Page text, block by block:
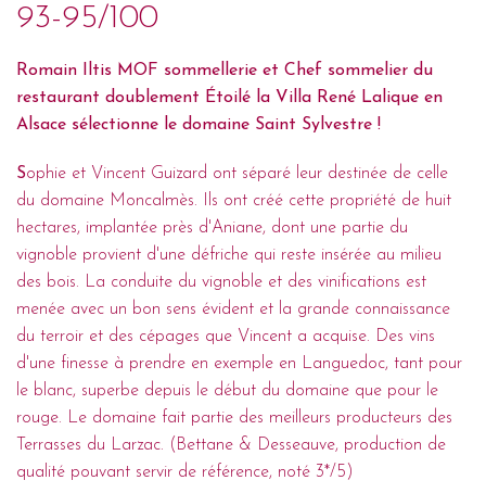
93-95/100
Romain Iltis MOF sommellerie et Chef sommelier du
restaurant doublement Étoilé la Villa René Lalique en
Alsace sélectionne le domaine Saint Sylvestre !
Sophie et Vincent Guizard ont séparé leur destinée de celle
du domaine Moncalmès. Ils ont créé cette propriété de huit
hectares, implantée près d'Aniane, dont une partie du
vignoble provient d'une défriche qui reste insérée au milieu
des bois. La conduite du vignoble et des vinifications est
menée avec un bon sens évident et la grande connaissance
du terroir et des cépages que Vincent a acquise. Des vins
d'une finesse à prendre en exemple en Languedoc, tant pour
le blanc, superbe depuis le début du domaine que pour le
rouge. Le domaine fait partie des meilleurs producteurs des
Terrasses du Larzac. (Bettane & Desseauve, production de
qualité pouvant servir de référence, noté 3*/5)